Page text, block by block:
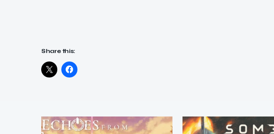
Share this: